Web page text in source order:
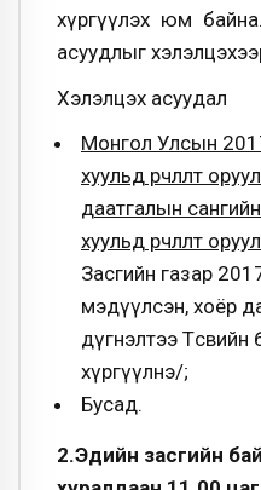
хүргүүлэх юм
асуудлыг хэлэлцэхээр
Хэлэлцэх асуудал
Монгол Улсын
хуульд өөрчлөлт
даатгалын
хуульд өөрчлөлт
Засгийн газар
мэдүүлсэн, хоёр
дүгнэлтээ
хүргүүлнэ/;
Бусад.
2.Эдийн засгийн